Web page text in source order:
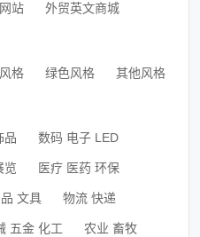
站 外贸英文商城
格 绿色风格 其他风格
品 数码 电子 LED
览 医疗 医药 环保
文具 物流 快递
五金 化工 农业 畜牧